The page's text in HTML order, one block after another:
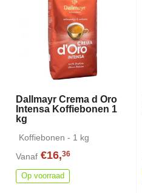
Dallmayr Crema d Oro
Intensa Koffiebonen 1
kg
Koffiebonen - 1 kg
Vanaf €16,36
Op voorraad